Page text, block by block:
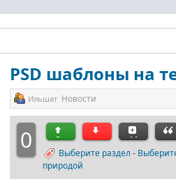
PSD шаблоны на
Ильшат Новости
0 Выберите раздел -
природой